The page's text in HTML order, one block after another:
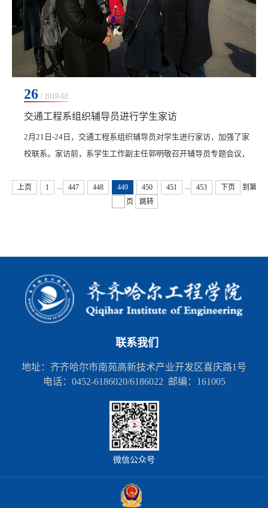
26 / 2019-02
交通工程系组织辅导员进行学生家访
2月21日-24日，交通工程系组织辅导员对学生进行家访，加强了家
校联系。家访前，系学生工作副主任郭明敬召开辅导员专题会议，
划。此次家访，辅导员们共走访...
上页 1 ... 447 448 449 450 451 ... 453 下页
到第
页
跳转
联系我们
地址：齐齐哈尔市南苑高新技术产业开发区喜庆路1号
电话：0452-6186020/6186022 邮编：161005
微信公众号